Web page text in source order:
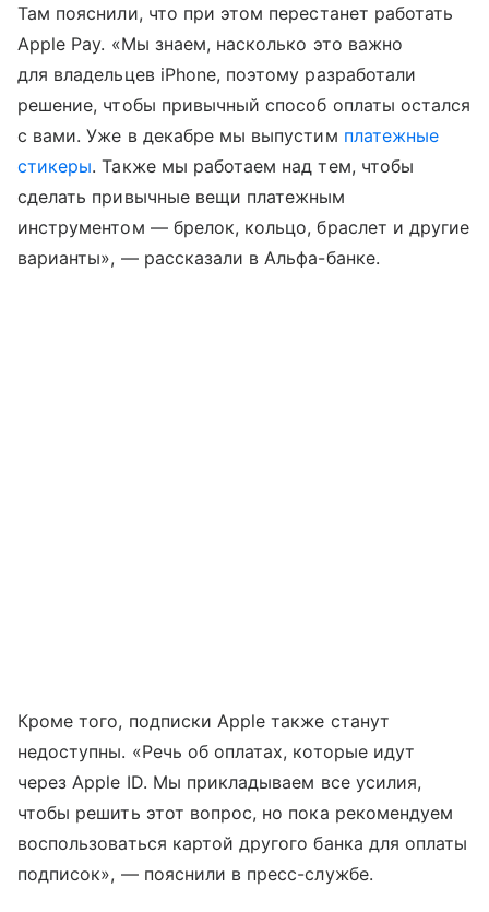
Там пояснили, что при этом перестанет работать
Apple Pay. «Мы знаем, насколько это важно
для владельцев iPhone, поэтому разработали
решение, чтобы привычный способ оплаты остался
с вами. Уже в декабре мы выпустим платежные
стикеры. Также мы работаем над тем, чтобы
сделать привычные вещи платежным
инструментом — брелок, кольцо, браслет и другие
варианты», — рассказали в Альфа-банке.
Кроме того, подписки Apple также станут
недоступны. «Речь об оплатах, которые идут
через Apple ID. Мы прикладываем все усилия,
чтобы решить этот вопрос, но пока рекомендуем
воспользоваться картой другого банка для оплаты
подписок», — пояснили в пресс-службе.